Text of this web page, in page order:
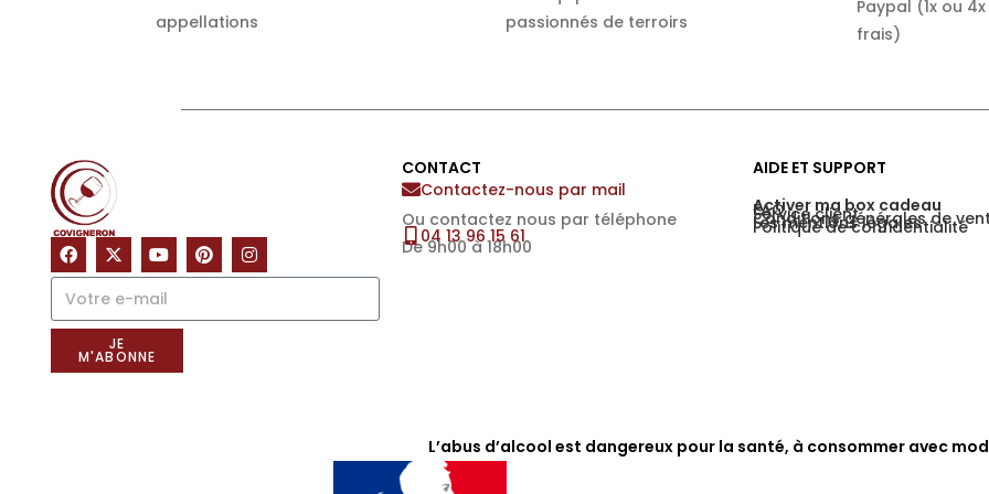
appellations
passionnés de terroirs
Paypal (1x ou
frais)
NOTRE NEWSLETTER
JE
M'ABONNE
CONTACT
Contactez-nous par mail
Ou contactez nous par téléphone
De 9h00 à 18h00
04 13 96 15 61
AIDE ET SUPPORT
Activer ma box cadeau
FAQ
Service client
Conditions générales de
Les mentions légales
Politique de confidentialité
L’abus d’alcool est dangereux pour la santé, à consommer avec